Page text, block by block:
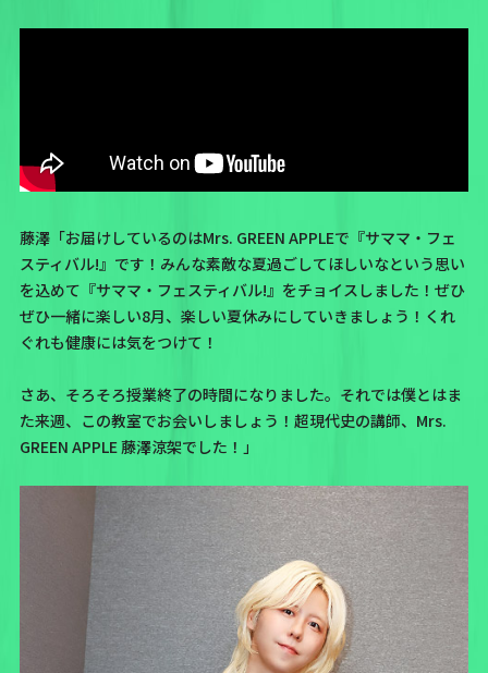
藤澤「お届けしているのはMrs. GREEN APPLEで『サママ・フェ
スティバル!』です！みんな素敵な夏過ごしてほしいなという思い
を込めて『サママ・フェスティバル!』をチョイスしました！ぜひ
ぜひ一緒に楽しい8月、楽しい夏休みにしていきましょう！くれ
ぐれも健康には気をつけて！
さあ、そろそろ授業終了の時間になりました。それでは僕とはま
た来週、この教室でお会いしましょう！超現代史の講師、Mrs.
GREEN APPLE 藤澤涼架でした！」